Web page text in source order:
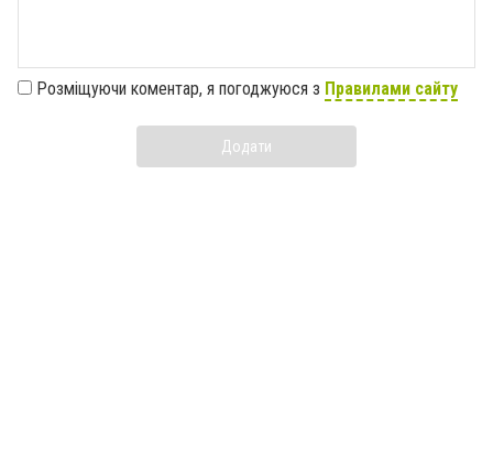
Розміщуючи коментар, я погоджуюся з Правилами сайту
Додати